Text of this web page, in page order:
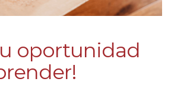
oportunidad